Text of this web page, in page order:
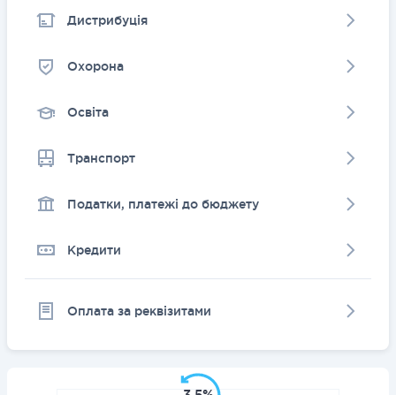
Дистрибуція
Охорона
Освіта
Транспорт
Податки, платежі до бюджету
Кредити
Оплата за реквізитами